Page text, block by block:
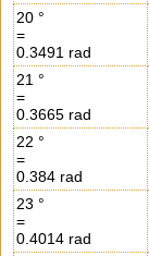
20 °
=
0.3491 rad
21 °
=
0.3665 rad
22 °
=
0.384 rad
23 °
=
0.4014 rad